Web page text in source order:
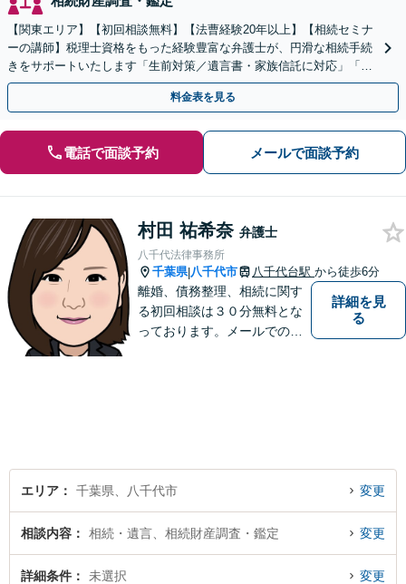
【関東エリア】【初回相談無料】【法曹経験20年以上】【相続セミナ
ーの講師】税理士資格をもった経験豊富な弁護士が、円滑な相続手続
きをサポートいたします「生前対策／遺言書・家族信託に対応」「遺
産整理業務の代行あり」【電話相談】
料金表を見る
電話で面談予約 メールで面談予約
村田 祐希奈 弁護士
八千代法律事務所
千葉県|八千代市 八千代台駅 から徒歩6分
離婚、債務整理、相続に関す
る初回相談は３０分無料とな
っております。メールでのご
詳細を見
る
エリア 千葉県、八千代市 変更
相談内容 相続・遺言、相続財産調査・鑑定 変更
詳細条件 未選択 変更